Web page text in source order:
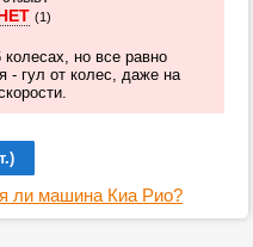
(1)
но все равно
- гул от колес, даже на
ли машина Киа Рио?